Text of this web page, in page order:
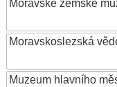
Moravské zemské
Moravskoslezská
Muzeum hlavního